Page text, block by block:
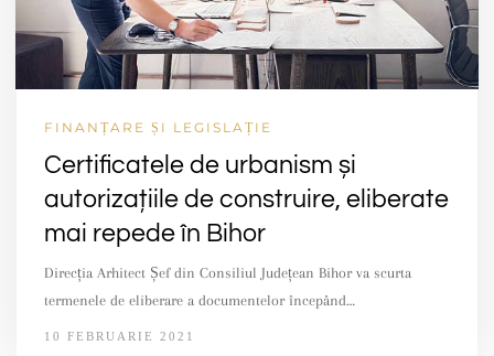
FINANȚARE ȘI LEGISLAȚIE
Certificatele de urbanism și
autorizațiile de construire, eliberate
mai repede în Bihor
Direcția Arhitect Șef din Consiliul Județean Bihor va scurta
termenele de eliberare a documentelor începând…
10 FEBRUARIE 2021